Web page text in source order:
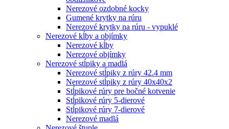
Nerezové ozdobné kocky
Gumené krytky na rúru
Nerezové krytky na rúru - vypuklé
Nerezové kĺby a objímky
Nerezové kĺby
Nerezové objímky
Nerezové stĺpiky a madlá
Nerezové stĺpiky z rúry 42.4 mm
Nerezové stĺpiky z rúry 40x40x2
Stĺpikové rúry pre bočné kotvenie
Stĺpikové rúry 5-dierové
Stĺpikové rúry 7-dierové
Nerezové madlá